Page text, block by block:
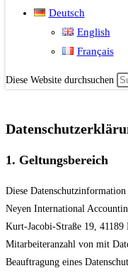
Deutsch
English
Français
Diese Website durchsuchen
1. Geltungsbereich
Diese
Neyen International
Kurt-Jacobi-Straße 19,
Mitarbeiteranzahl von mit
Beauftragung eines